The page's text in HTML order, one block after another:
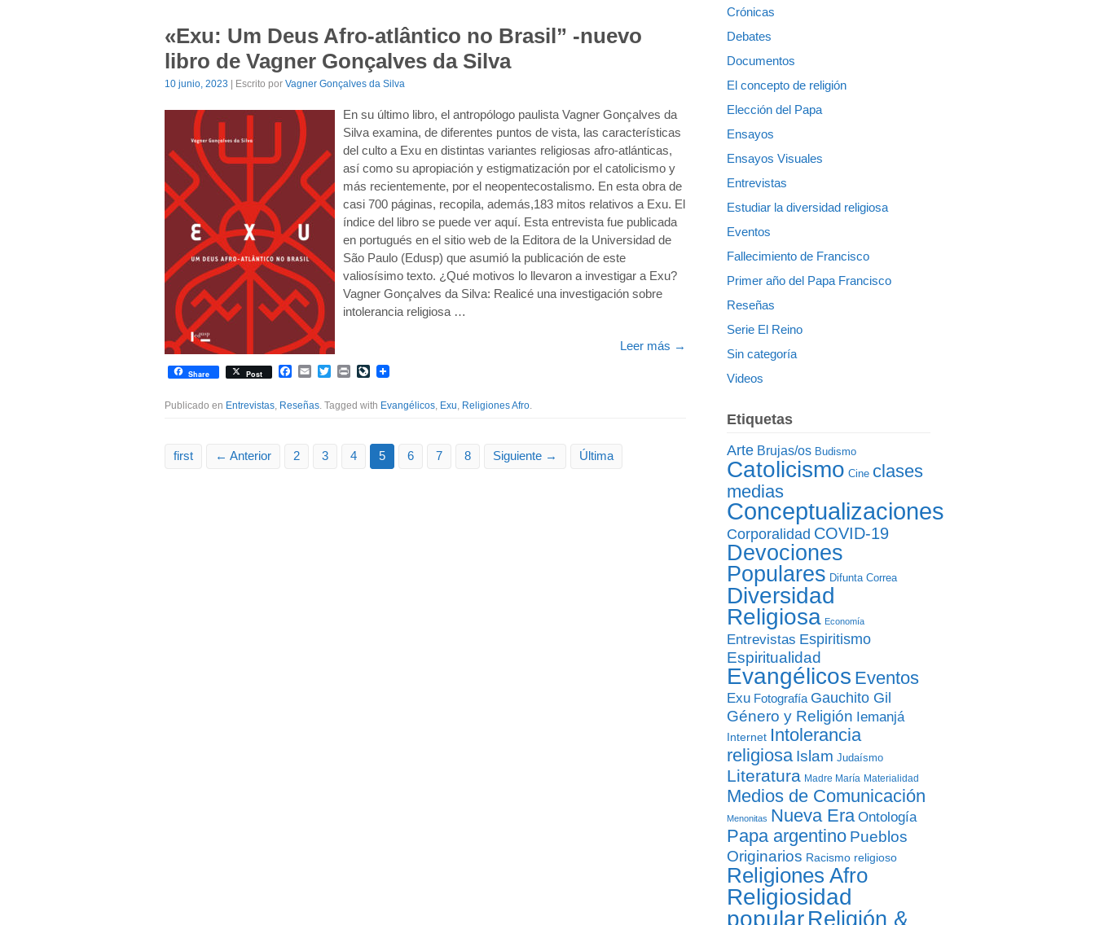
«Exu: Um Deus Afro-atlântico no Brasil” -nuevo
libro de Vagner Gonçalves da Silva
10 junio, 2023 | Escrito por Vagner Gonçalves da Silva
En su último libro, el antropólogo paulista Vagner Gonçalves da
Silva examina, de diferentes puntos de vista, las características
del culto a Exu en distintas variantes religiosas afro-atlánticas,
así como su apropiación y estigmatización por el catolicismo y
más recientemente, por el neopentecostalismo. En esta obra de
casi 700 páginas, recopila, además,183 mitos relativos a Exu. El
índice del libro se puede ver aquí. Esta entrevista fue publicada
en portugués en el sitio web de la Editora de la Universidad de
São Paulo (Edusp) que asumió la publicación de este
valiosísimo texto. ¿Qué motivos lo llevaron a investigar a Exu?
Vagner Gonçalves da Silva: Realicé una investigación sobre
intolerancia religiosa …
Leer más →
Share Post Facebook
EmailTwitterPrintLiveJournal
Publicado en Entrevistas, Reseñas. Tagged with Evangélicos, Exu, Religiones Afro.
first ← Anterior 2 3 4 5 6 7 8 Siguiente → Última
Crónicas
Debates
Documentos
El concepto de religión
Elección del Papa
Ensayos
Ensayos Visuales
Entrevistas
Estudiar la diversidad religiosa
Eventos
Fallecimiento de Francisco
Primer año del Papa Francisco
Reseñas
Serie El Reino
Sin categoría
Videos
Etiquetas
Arte Brujas/os Budismo
Catolicismo Cine clases
medias
Conceptualizaciones
Corporalidad COVID-19
Devociones
Populares Difunta Correa
Diversidad
Religiosa Economía
Entrevistas Espiritismo
Espiritualidad
Evangélicos Eventos
Exu Fotografía Gauchito Gil
Género y Religión Iemanjá
Internet Intolerancia
religiosa Islam Judaísmo
Literatura Madre María Materialidad
Medios de Comunicación
Menonitas Nueva Era Ontología
Papa argentino Pueblos
Originarios Racismo religioso
Religiones Afro
Religiosidad
popular Religión &